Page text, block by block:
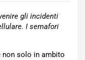
gli incidenti
I semafori
non solo in ambito